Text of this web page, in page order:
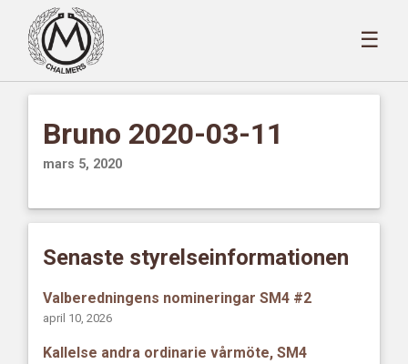
☰
Bruno 2020-03-11
mars 5, 2020
Senaste styrelseinformationen
Valberedningens nomineringar SM4 #2
april 10, 2026
Kallelse andra ordinarie vårmöte, SM4